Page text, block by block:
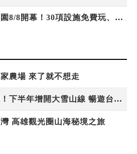
高雄最大親子遊樂園8/8開幕！30項設施免費玩、YOYO家族嗨翻暑假
農場 來了就不想走
台灣好行／新路線！下半年增開大雪山線 暢遊台中更便利
高雄觀光圈山海秘境之旅